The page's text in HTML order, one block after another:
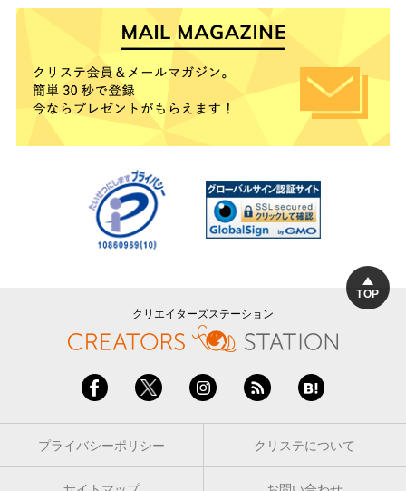
TOP
クリエイターズステーション
プライバシーポリシー クリステについて